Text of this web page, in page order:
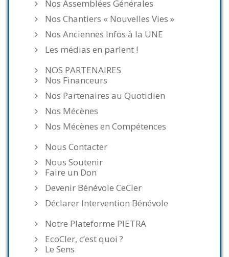
Nos Assemblées Générales
Nos Chantiers « Nouvelles Vies »
Nos Anciennes Infos à la UNE
Les médias en parlent !
NOS PARTENAIRES
Nos Financeurs
Nos Partenaires au Quotidien
Nos Mécènes
Nos Mécènes en Compétences
Nous Contacter
Nous Soutenir
Faire un Don
Devenir Bénévole CeCler
Déclarer Intervention Bénévole
Notre Plateforme PIETRA
EcoCler, c’est quoi ?
Le Sens